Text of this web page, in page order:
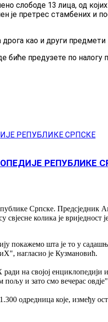
слободе 13 лица, од
претрес стамбених и
као и други
предузете по налогу
РЕПУБЛИКЕ
Српске. Предсједник
колика је вриједност
покажемо шта је то у
нагласио је Кузмановић.
на својој
и зато смо вечерас
одредница које, између